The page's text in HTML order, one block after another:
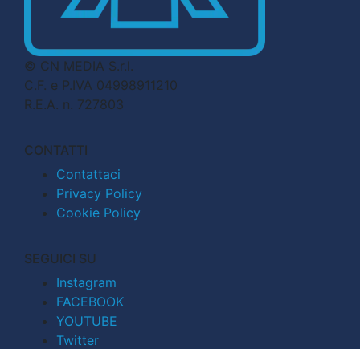
© CN MEDIA S.r.l.
C.F. e P.IVA 04998911210
R.E.A. n. 727803
CONTATTI
Contattaci
Privacy Policy
Cookie Policy
SEGUICI SU
Instagram
FACEBOOK
YOUTUBE
Twitter